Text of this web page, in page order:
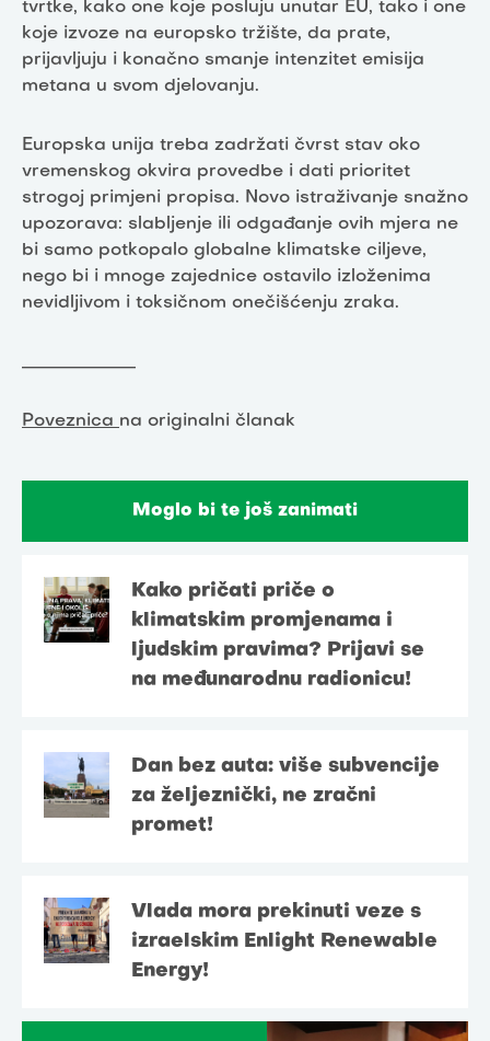
tvrtke, kako one koje posluju unutar EU, tako i one
koje izvoze na europsko tržište, da prate,
prijavljuju i konačno smanje intenzitet emisija
metana u svom djelovanju.
Europska unija treba zadržati čvrst stav oko
vremenskog okvira provedbe i dati prioritet
strogoj primjeni propisa. Novo istraživanje snažno
upozorava: slabljenje ili odgađanje ovih mjera ne
bi samo potkopalo globalne klimatske ciljeve,
nego bi i mnoge zajednice ostavilo izloženima
nevidljivom i toksičnom onečišćenju zraka.
Poveznica na originalni članak
Moglo bi te još zanimati
Kako pričati priče o
klimatskim promjenama i
ljudskim pravima? Prijavi se
na međunarodnu radionicu!
Dan bez auta: više subvencije
za željeznički, ne zračni
promet!
Vlada mora prekinuti veze s
izraelskim Enlight Renewable
Energy!